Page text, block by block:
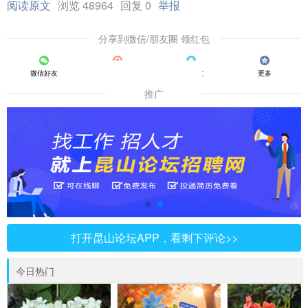
阅读原文 浏览 48964 回复 0 举报
分享到微信/朋友圈 领红包
微信好友 QQ好友 更多
推广
打开昆山论坛APP，看剩下评论>>
今日热门